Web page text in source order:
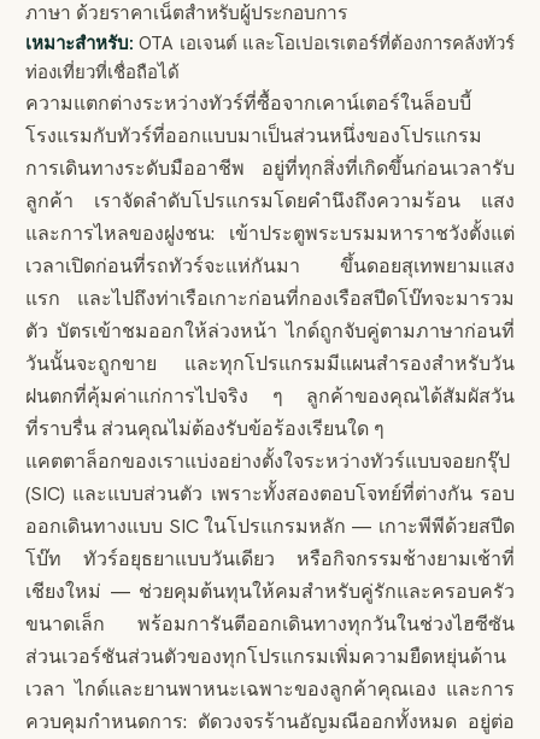
ภาษา ด้วยราคาเน็ตสำหรับผู้ประกอบการ
เหมาะสำหรับ: OTA เอเจนต์ และโอเปอเรเตอร์ที่ต้องการคลังทัวร์
ท่องเที่ยวที่เชื่อถือได้
ความแตกต่างระหว่างทัวร์ที่ซื้อจากเคาน์เตอร์ในล็อบบี้
โรงแรมกับทัวร์ที่ออกแบบมาเป็นส่วนหนึ่งของโปรแกรม
การเดินทางระดับมืออาชีพ อยู่ที่ทุกสิ่งที่เกิดขึ้นก่อนเวลารับ
ลูกค้า เราจัดลำดับโปรแกรมโดยคำนึงถึงความร้อน แสง
และการไหลของฝูงชน: เข้าประตูพระบรมมหาราชวังตั้งแต่
เวลาเปิดก่อนที่รถทัวร์จะแห่กันมา ขึ้นดอยสุเทพยามแสง
แรก และไปถึงท่าเรือเกาะก่อนที่กองเรือสปีดโบ๊ทจะมารวม
ตัว บัตรเข้าชมออกให้ล่วงหน้า ไกด์ถูกจับคู่ตามภาษาก่อนที่
วันนั้นจะถูกขาย และทุกโปรแกรมมีแผนสำรองสำหรับวัน
ฝนตกที่คุ้มค่าแก่การไปจริง ๆ ลูกค้าของคุณได้สัมผัสวัน
ที่ราบรื่น ส่วนคุณไม่ต้องรับข้อร้องเรียนใด ๆ
แคตตาล็อกของเราแบ่งอย่างตั้งใจระหว่างทัวร์แบบจอยกรุ๊ป
(SIC) และแบบส่วนตัว เพราะทั้งสองตอบโจทย์ที่ต่างกัน รอบ
ออกเดินทางแบบ SIC ในโปรแกรมหลัก — เกาะพีพีด้วยสปีด
โบ๊ท ทัวร์อยุธยาแบบวันเดียว หรือกิจกรรมช้างยามเช้าที่
เชียงใหม่ — ช่วยคุมต้นทุนให้คมสำหรับคู่รักและครอบครัว
ขนาดเล็ก พร้อมการันตีออกเดินทางทุกวันในช่วงไฮซีซัน
ส่วนเวอร์ชันส่วนตัวของทุกโปรแกรมเพิ่มความยืดหยุ่นด้าน
เวลา ไกด์และยานพาหนะเฉพาะของลูกค้าคุณเอง และการ
ควบคุมกำหนดการ: ตัดวงจรร้านอัญมณีออกทั้งหมด อยู่ต่อ